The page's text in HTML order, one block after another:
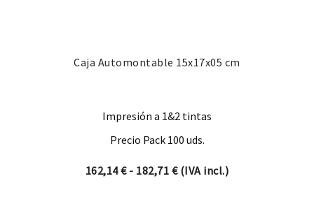
Caja Automontable 15x17x05 cm
Impresión a 1&2 tintas
Precio Pack 100 uds.
162,14€ - 182,71 €Rango de precios: desde
(IVA incl.)